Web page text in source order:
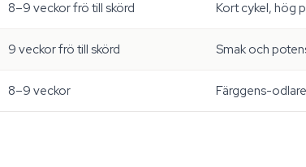
8–9 veckor frö till skörd Kort cykel, hög
9 veckor frö till skörd Smak och
8–9 veckor Färggens-